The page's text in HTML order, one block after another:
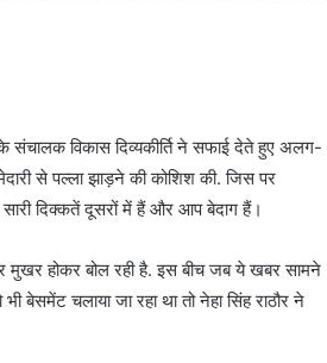
संचालक विकास दिव्यकीर्ति ने सफाई देते हुए अलग-
से पल्ला झाड़ने की कोशिश की. जिस पर
सारी दिक्कतें दूसरों में हैं और आप बेदाग हैं।
मुखर होकर बोल रही है. इस बीच जब ये खबर सामने
बेसमेंट चलाया जा रहा था तो नेहा सिंह राठौर ने